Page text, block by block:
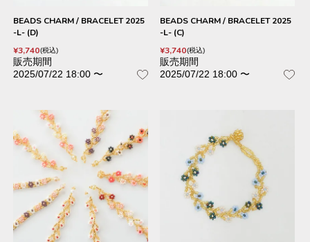
BEADS CHARM / BRACELET 2025
-L- (D)
¥3,740 税込
販売期間
2025/07/22 18:00 〜
BEADS CHARM / BRACELET 2025
-L- (C)
¥3,740 税込
販売期間
2025/07/22 18:00 〜